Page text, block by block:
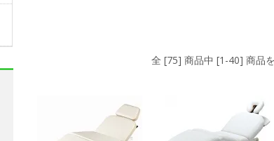
全 [75] 商品中 [1-40] 商品